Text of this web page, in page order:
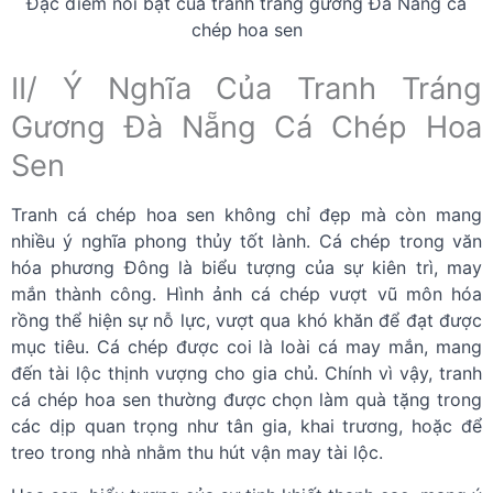
chép hoa sen
II/ Ý Nghĩa Của Tranh Tráng
Gương Đà Nẵng Cá Chép Hoa
Sen
Tranh cá chép hoa sen không chỉ đẹp mà còn mang
nhiều ý nghĩa phong thủy tốt lành. Cá chép trong văn
hóa phương Đông là biểu tượng của sự kiên trì, may
mắn thành công. Hình ảnh cá chép vượt vũ môn hóa
rồng thể hiện sự nỗ lực, vượt qua khó khăn để đạt được
mục tiêu. Cá chép được coi là loài cá may mắn, mang
đến tài lộc thịnh vượng cho gia chủ. Chính vì vậy, tranh
cá chép hoa sen thường được chọn làm quà tặng trong
các dịp quan trọng như tân gia, khai trương, hoặc để
treo trong nhà nhằm thu hút vận may tài lộc.